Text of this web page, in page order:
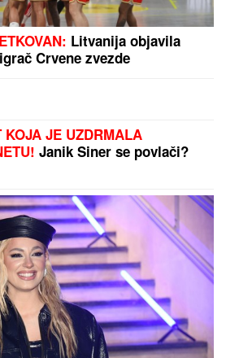
Litvanija objavila
Crvene zvezde
KOJA JE UZDRMALA
Janik Siner se povlači?